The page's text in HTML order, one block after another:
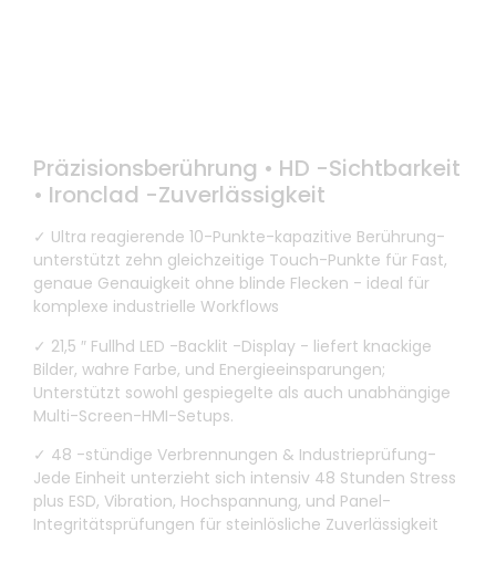
Präzisionsberührung • HD -Sichtbarkeit
• Ironclad -Zuverlässigkeit
✓ Ultra reagierende 10-Punkte-kapazitive Berührung-
unterstützt zehn gleichzeitige Touch-Punkte für Fast,
genaue Genauigkeit ohne blinde Flecken - ideal für
komplexe industrielle Workflows
✓ 21,5 ″ Fullhd LED -Backlit -Display - liefert knackige
Bilder, wahre Farbe, und Energieeinsparungen;
Unterstützt sowohl gespiegelte als auch unabhängige
Multi-Screen-HMI-Setups.
✓ 48 -stündige Verbrennungen & Industrieprüfung-
Jede Einheit unterzieht sich intensiv 48 Stunden Stress
plus ESD, Vibration, Hochspannung, und Panel-
Integritätsprüfungen für steinlösliche Zuverlässigkeit